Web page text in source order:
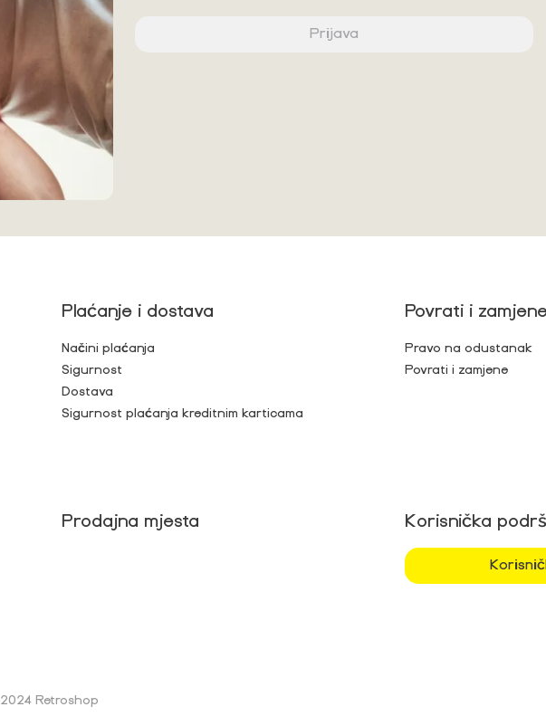
Prijava
Plaćanje i dostava
Načini plaćanja
Sigurnost
Dostava
Sigurnost plaćanja kreditnim karticama
Povrati i
Pravo na odustanak
Povrati i zamjene
Prodajna mjesta Korisnička
2024 Retroshop